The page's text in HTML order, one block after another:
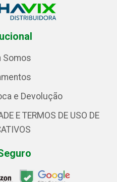
Somos
e Devolução
E TERMOS DE USO DE